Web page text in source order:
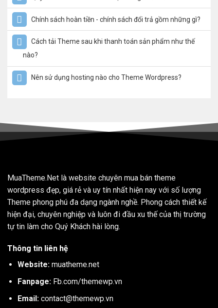
Chính sách hoàn tiền - chính sách đổi trả gồm những gì?
Cách tải Theme sau khi thanh toán sản phẩm như thế
nào?
Nên sử dụng hosting nào cho Theme Wordpress?
MuaTheme.Net là website chuyên mua bán theme
wordpress đẹp, giá rẻ và uy tín nhất hiện nay với số lượng
Theme phong phú đa dạng ngành nghề. Phong cách thiết kế
hiện đại, chuyên nghiệp và luôn đi đầu xu thế của thị trường
tự tin làm cho Quý Khách hài lòng.
Thông tin liên hệ
Website: muatheme.net
Fanpage: Fb.com/themewp.vn
Email: contact@themewp.vn